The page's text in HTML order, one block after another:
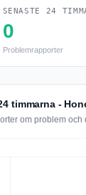
SENASTE 24
0
Problemrapporter
timmarna -
om problem